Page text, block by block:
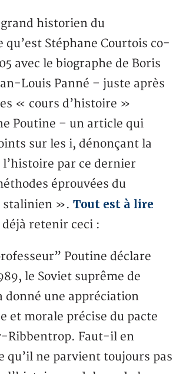
historien du
qu’est Stéphane Courtois co-
avec le biographe de Boris
Louis Panné – juste après
« cours d’histoire »
Poutine – un article qui
sur les i, dénonçant la
par ce dernier
éprouvées du
stalinien ».Tout est à lire
retenir ceci :
Poutine déclare
le Soviet suprême de
donné une appréciation
et morale précise du pacte
Ribbentrop. Faut-il en
qu’il ne parvient toujours pas